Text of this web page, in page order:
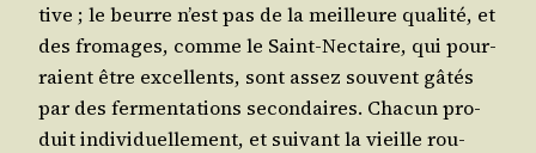
tive ; le beurre n’est pas de la meilleure qua­li­té, et
des fro­mages, comme le Saint-Nec­taire, qui pour­
raient être excel­lents, sont assez sou­vent gâtés
par des fer­men­ta­tions secon­daires. Cha­cun pro­
duit indi­vi­duel­le­ment, et sui­vant la vieille rou­